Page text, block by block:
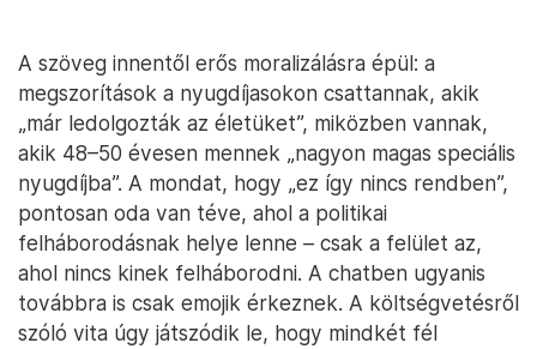
A szöveg innentől erős moralizálásra épül: a
megszorítások a nyugdíjasokon csattannak, akik
„már ledolgozták az életüket”, miközben vannak,
akik 48–50 évesen mennek „nagyon magas speciális
nyugdíjba”. A mondat, hogy „ez így nincs rendben”,
pontosan oda van téve, ahol a politikai
felháborodásnak helye lenne – csak a felület az,
ahol nincs kinek felháborodni. A chatben ugyanis
továbbra is csak emojik érkeznek. A költségvetésről
szóló vita úgy játszódik le, hogy mindkét fél